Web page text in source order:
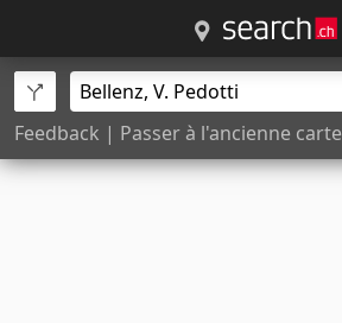
Feedback | Passer à l'ancienne carte